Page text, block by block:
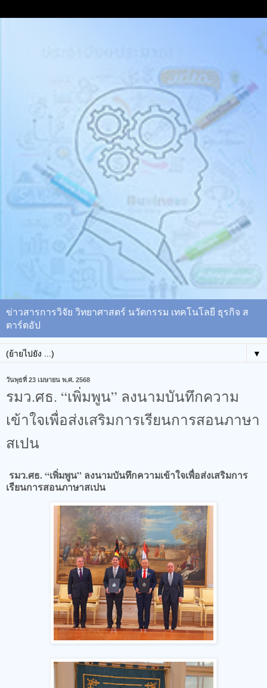
ข่าวสารการวิจัย วิทยาศาสตร์ นวัตกรรม เทคโนโลยี ธุรกิจ ส
ตาร์ตอัป
▼
วันพุธที่ 23 เมษายน พ.ศ. 2568
รมว.ศธ. “เพิ่มพูน” ลงนามบันทึกความ
เข้าใจเพื่อส่งเสริมการเรียนการสอนภาษา
สเปน
รมว.ศธ. “เพิ่มพูน” ลงนามบันทึกความเข้าใจเพื่อส่งเสริมการ
เรียนการสอนภาษาสเปน